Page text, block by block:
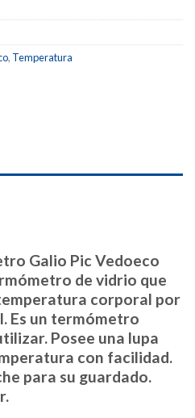
, Temperatura
Galio Pic Vedoeco
de vidrio que
corporal por
Es un termómetro
Posee una lupa
con facilidad.
para su guardado.